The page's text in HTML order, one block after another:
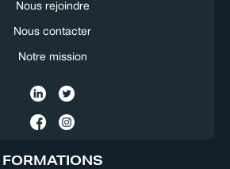
Nous rejoindre
Nous contacter
Notre mission
FORMATIONS